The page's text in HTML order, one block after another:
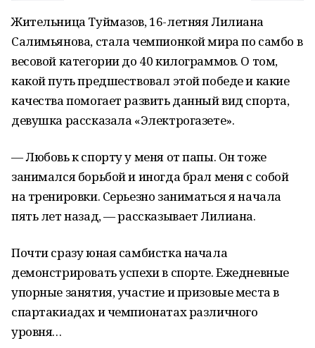
Жительница Туймазов, 16-летняя Лилиана
Салимьянова, стала чемпионкой мира по самбо в
весовой категории до 40 килограммов. О том,
какой путь предшествовал этой победе и какие
качества помогает развить данный вид спорта,
девушка рассказала «Электрогазете».
— Любовь к спорту у меня от папы. Он тоже
занимался борьбой и иногда брал меня с собой
на тренировки. Серьезно заниматься я начала
пять лет назад, — рассказывает Лилиана.
Почти сразу юная самбистка начала
демонстрировать успехи в спорте. Ежедневные
упорные занятия, участие и призовые места в
спартакиадах и чемпионатах различного
уровня…